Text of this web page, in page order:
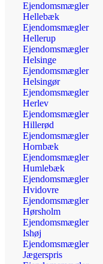
Ejendomsmægler
Hellebæk
Ejendomsmægler
Hellerup
Ejendomsmægler
Helsinge
Ejendomsmægler
Helsingør
Ejendomsmægler
Herlev
Ejendomsmægler
Hillerød
Ejendomsmægler
Hornbæk
Ejendomsmægler
Humlebæk
Ejendomsmægler
Hvidovre
Ejendomsmægler
Hørsholm
Ejendomsmægler
Ishøj
Ejendomsmægler
Jægerspris